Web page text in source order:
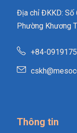
Địa chỉ ĐKKD: Số
Phường Khương
+84-
Thông tin